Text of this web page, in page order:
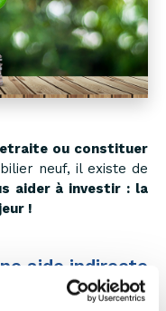
ou constituer
neuf, il existe de
aider à investir : la
!
aide indirecte